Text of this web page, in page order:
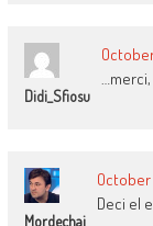
Didi_Sfiosu
Mordechai
October
Deci el